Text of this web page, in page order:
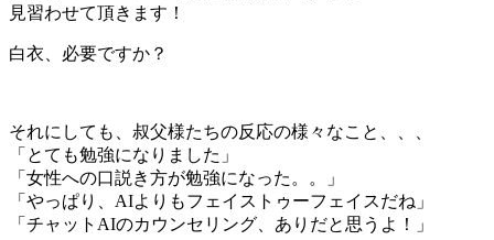
見習わせて頂きます！
白衣、必要ですか？
それにしても、叔父様たちの反応の様々なこと、、、
「とても勉強になりました」
「女性への口説き方が勉強になった。。」
「やっぱり、AIよりもフェイストゥーフェイスだね」
「チャットAIのカウンセリング、ありだと思うよ！」